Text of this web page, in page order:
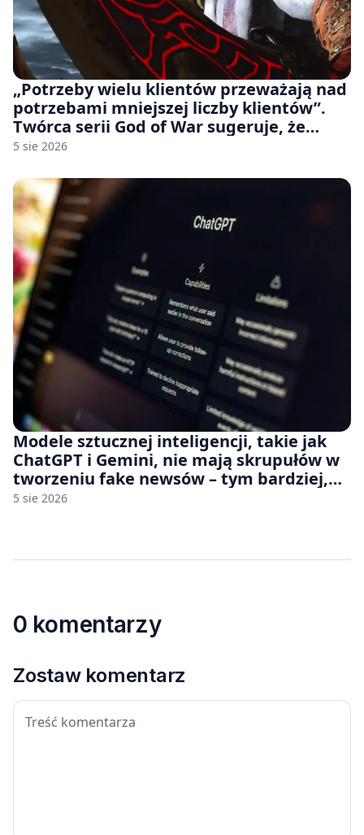
„Potrzeby wielu klientów przeważają nad
potrzebami mniejszej liczby klientów”.
Twórca serii God of War sugeruje, że
rozumie, dlaczego Sony rezygnuje z gier
5 sie 2026
Modele sztucznej inteligencji, takie jak
ChatGPT i Gemini, nie mają skrupułów w
tworzeniu fake newsów – tym bardziej,
jeśli rozmawiasz z nimi po polsku
5 sie 2026
0 komentarzy
Zostaw komentarz